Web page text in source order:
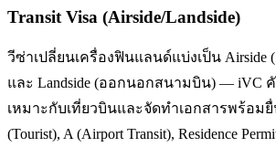
Transit Visa (Airside/Landside)
วีซ่าเปลี่ยนเครื่องฟินแลนด์แบ่งเป็น
และ Landside (ออกนอกสนามบิน) — iVC
เหมาะกับเที่ยวบินและจัดทำเอกสารพร้อมยื่
(Tourist), A (Airport Transit), Residence